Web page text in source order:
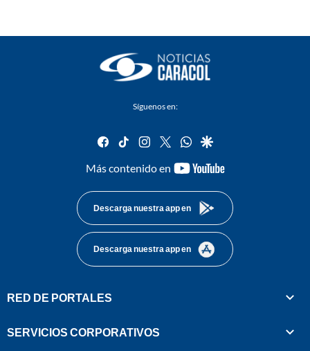
Síguenos en:
facebook
tiktok instagram
twitterwhatsapp
google
Más contenido en
youtube-
Descarga nuestra app en
Descarga nuestra app en
RED DE PORTALES
SERVICIOS CORPORATIVOS